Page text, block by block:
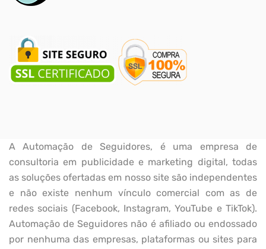
A Automação de Seguidores, é uma empresa de
consultoria em publicidade e marketing digital, todas
as soluções ofertadas em nosso site são independentes
e não existe nenhum vínculo comercial com as de
redes sociais (Facebook, Instagram, YouTube e TikTok).
Automação de Seguidores não é afiliado ou endossado
por nenhuma das empresas, plataformas ou sites para